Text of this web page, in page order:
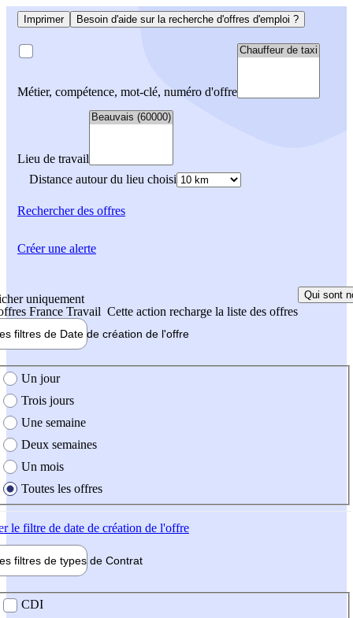
Imprimer Besoin d'aide sur la recherche d'offres d'emploi ?
Métier, compétence, mot-clé, numéro d'offre
Lieu de travail
Distance autour du lieu choisi
Rechercherdes offres
uniquement
France Travail Cette action recharge la liste des offres
Qui sont
filtres de Date de création de l'offre
création de l'offre
Un jour
Trois jours
Une semaine
Deux semaines
Un mois
Toutes les offres
le filtre de date de création de l'offre
filtres de types de Contrat
contrat
CDI
Créer une alerte